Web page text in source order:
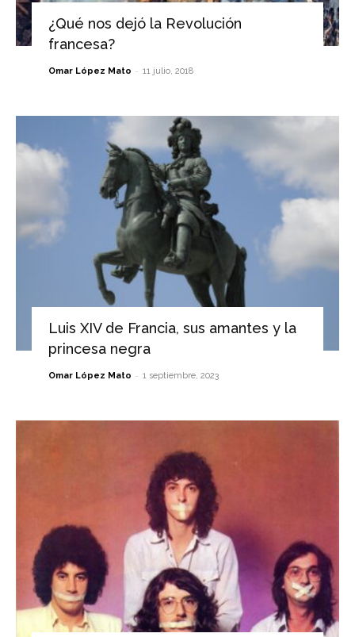
¿Qué nos dejó la Revolución
francesa?
Omar López Mato - 11 julio, 2018
Luis XIV de Francia, sus amantes y la
princesa negra
Omar López Mato - 1 septiembre, 2023